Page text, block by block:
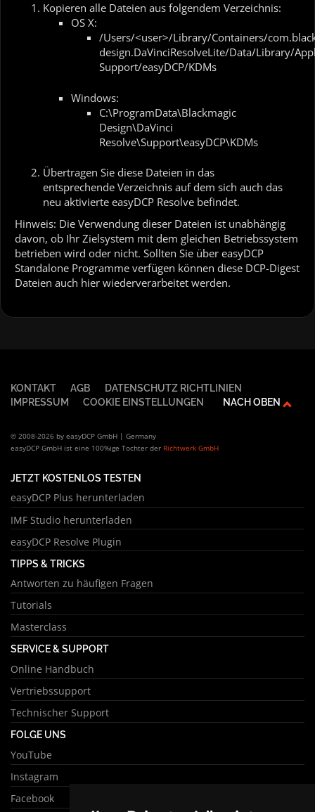
Kopieren alle Dateien aus folgendem Verzeichnis:
OS X:
/Users/<user>/Library/Containers/
design.DaVinciResolveLite/Data/Library/
Support/easyDCP/KDMs
Windows:
C:\ProgramData\Blackmagic
Design\DaVinci
Resolve\Support\easyDCP\KDMs
Übertragen Sie diese Dateien in das
entsprechende Verzeichnis auf dem sich auch das
neu aktivierte easyDCP Resolve befindet.
Hinweis: Die Verwendung dieser Dateien ist unabhängig
davon, ob Ihr Zielsystem mit dem gleichen Betriebssystem
betrieben wird oder nicht. Sollten Sie über easyDCP
Standalone Programme verfügen können diese DCP-Digest
Dateien auch hier wiederverarbeitet werden.
KONTAKT AGB
DATENSCHUTZ RICHTLINIEN
IMPRESSUM
COOKIE EINSTELLUNGEN NACH OBEN
© 2008-2026 by easyDCP GmbH | Germany
easyDCP GmbH ist eine 100%ige Tochter der Richtwerk GmbH
JETZT KOSTENLOS TESTEN
easyDCP Plus herunterladen
IMF Studio herunterladen
easyDCP Resolve Plugin
TIPPS & TRICKS
Antworten zu häufigen Fragen
Tutorials
Masterclass
SERVICE & SUPPORT
Online Handbuch
Vertriebssupport
Technischer Support
FOLGE UNS
YouTube
Instagram
Facebook